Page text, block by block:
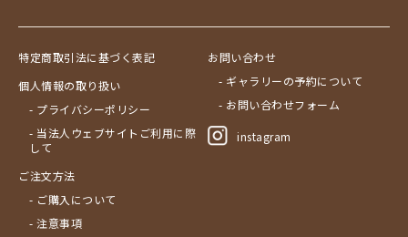
特定商取引法に基づく表記
個人情報の取り扱い
- プライバシーポリシー
- 当法人ウェブサイトご利用に際
して
ご注文方法
- ご購入について
- 注意事項
お問い合わせ
- ギャラリーの予約について
- お問い合わせフォーム
instagram